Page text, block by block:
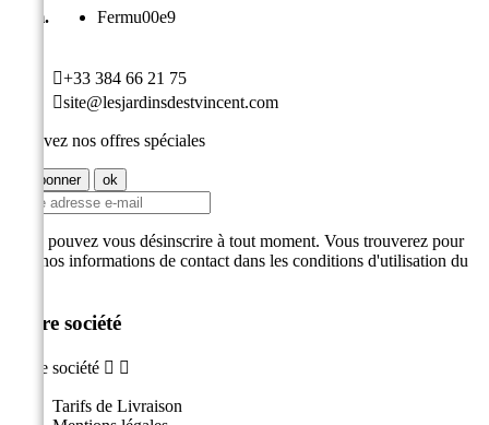
Dim. Fermu00e9
+33 384 66 21 75
site@lesjardinsdestvincent.com
Recevez nos offres spéciales
Vous pouvez vous désinscrire à tout moment. Vous trouverez pour
cela nos informations de contact dans les conditions d'utilisation du
Notre société
Notre société  
Tarifs de Livraison